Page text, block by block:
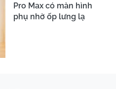
Pro Max có màn hình
phụ nhờ ốp lưng lạ